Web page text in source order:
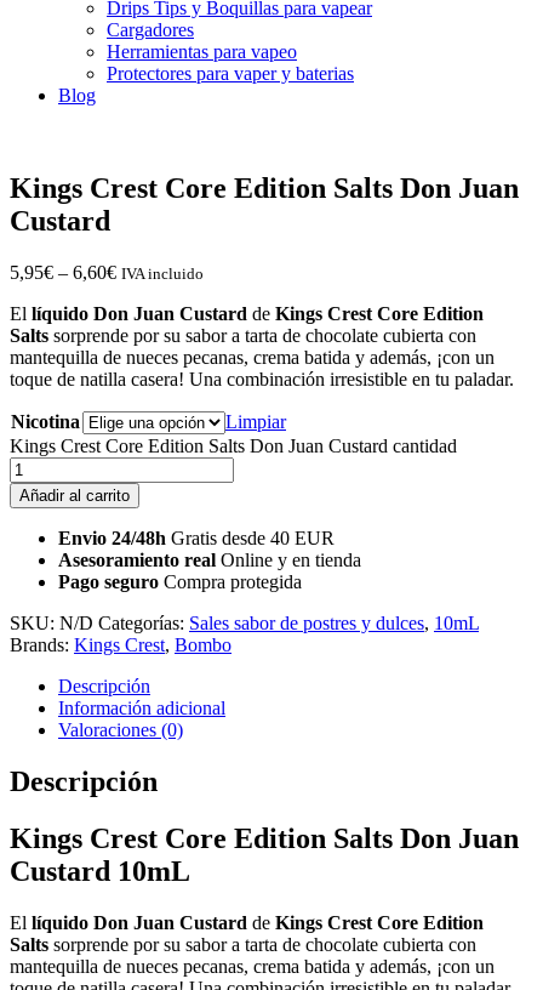
Drips Tips y Boquillas para vapear
Cargadores
Herramientas para vapeo
Protectores para vaper y baterias
Blog
Kings Crest Core Edition Salts Don Juan
Custard
5,95€ – 6,60€ IVA incluido
El líquido Don Juan Custard de Kings Crest Core Edition
Salts sorprende por su sabor a tarta de chocolate cubierta con
mantequilla de nueces pecanas, crema batida y además, ¡con un
toque de natilla casera! Una combinación irresistible en tu paladar.
Nicotina
Limpiar
Kings Crest Core Edition Salts Don Juan Custard cantidad
Añadir al carrito
Envio 24/48h Gratis desde 40 EUR
Asesoramiento real Online y en tienda
Pago seguro Compra protegida
SKU: N/D Categorías: Sales sabor de postres y dulces, 10mL
Brands: Kings Crest, Bombo
Descripción
Información adicional
Valoraciones (0)
Descripción
Kings Crest Core Edition Salts Don Juan
Custard 10mL
El líquido Don Juan Custard de Kings Crest Core Edition
Salts sorprende por su sabor a tarta de chocolate cubierta con
mantequilla de nueces pecanas, crema batida y además, ¡con un